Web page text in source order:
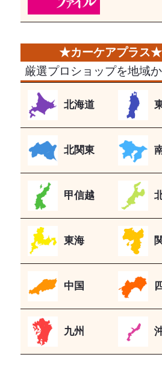
厳選プロショップを地域
北海道
北関東
甲信越
東海
中国
九州